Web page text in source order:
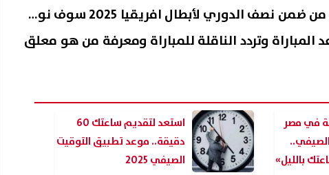
الأهلي وصن دوانز الذي يعد من ضمن نصف الدوري لأبطال افريقيا 2025 سوف نوفر
المباراة وتردد الناقلة للمباراة ومعرفة من هو معلق
في مصر
بالليل»
استعد لتقديم ساعتك 60
دقيقة.. موعد تطبيق التوقيت
الصيفي 2025